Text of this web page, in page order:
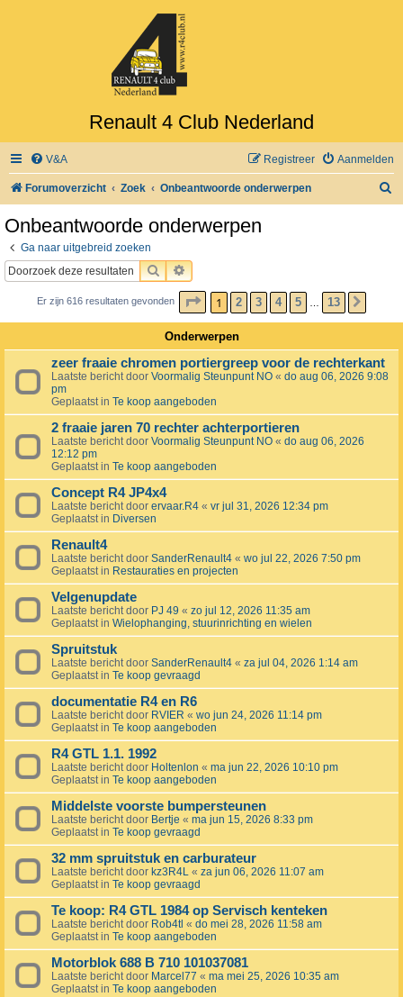
Renault 4 Club Nederland
V&A Aanmelden
Registreer
Forumoverzicht Zoek Onbeantwoorde onderwerpen
Onbeantwoorde onderwerpen
Ga naar uitgebreid zoeken
ZOEKUITGEBREID ZOEKEN
Er zijn 616 resultaten gevonden PAGINA VAN 13
1 2 3 4 5 13
Onderwerpen
zeer fraaie chromen portiergreep voor de rechterkant
Laatste bericht door Voormalig Steunpunt NO « do aug 06, 2026 9:08
pm
Geplaatst in Te koop aangeboden
2 fraaie jaren 70 rechter achterportieren
Laatste bericht door Voormalig Steunpunt NO « do aug 06, 2026
12:12 pm
Geplaatst in Te koop aangeboden
Concept R4 JP4x4
Laatste bericht door ervaar.R4 « vr jul 31, 2026 12:34 pm
Geplaatst in Diversen
Renault4
Laatste bericht door SanderRenault4 « wo jul 22, 2026 7:50 pm
Geplaatst in Restauraties en projecten
Velgenupdate
Laatste bericht door PJ 49 « zo jul 12, 2026 11:35 am
Geplaatst in Wielophanging, stuurinrichting en wielen
Spruitstuk
Laatste bericht door SanderRenault4 « za jul 04, 2026 1:14 am
Geplaatst in Te koop gevraagd
documentatie R4 en R6
Laatste bericht door RVIER « wo jun 24, 2026 11:14 pm
Geplaatst in Te koop aangeboden
R4 GTL 1.1. 1992
Laatste bericht door Holtenlon « ma jun 22, 2026 10:10 pm
Geplaatst in Te koop aangeboden
Middelste voorste bumpersteunen
Laatste bericht door Bertje « ma jun 15, 2026 8:33 pm
Geplaatst in Te koop gevraagd
32 mm spruitstuk en carburateur
Laatste bericht door kz3R4L « za jun 06, 2026 11:07 am
Geplaatst in Te koop gevraagd
Te koop: R4 GTL 1984 op Servisch kenteken
Laatste bericht door Rob4tl « do mei 28, 2026 11:58 am
Geplaatst in Te koop aangeboden
Motorblok 688 B 710 101037081
Laatste bericht door Marcel77 « ma mei 25, 2026 10:35 am
Geplaatst in Te koop aangeboden